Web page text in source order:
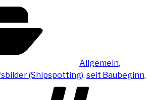
Allgemein,
(Shipspotting), seit Baubeginn,